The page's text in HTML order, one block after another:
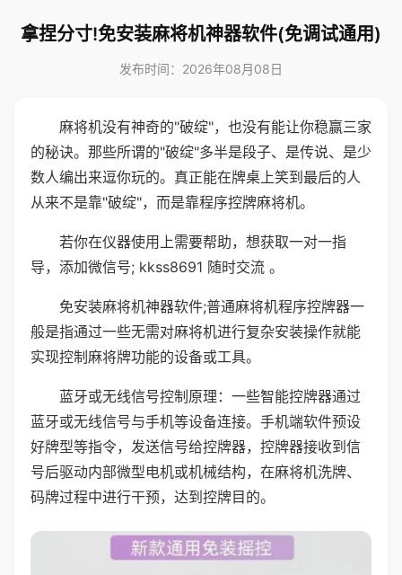
拿捏分寸!免安装麻将机神器软件(免调试通用)
发布时间：2026年08月08日
麻将机没有神奇的"破绽"，也没有能让你稳赢三家
的秘诀。那些所谓的"破绽"多半是段子、是传说、是少
数人编出来逗你玩的。真正能在牌桌上笑到最后的人
从来不是靠"破绽"，而是靠程序控牌麻将机。
若你在仪器使用上需要帮助，想获取一对一指
导，添加微信号; kkss8691 随时交流 。
免安装麻将机神器软件;普通麻将机程序控牌器一
般是指通过一些无需对麻将机进行复杂安装操作就能
实现控制麻将牌功能的设备或工具。
蓝牙或无线信号控制原理：一些智能控牌器通过
蓝牙或无线信号与手机等设备连接。手机端软件预设
好牌型等指令，发送信号给控牌器，控牌器接收到信
号后驱动内部微型电机或机械结构，在麻将机洗牌、
码牌过程中进行干预，达到控牌目的。